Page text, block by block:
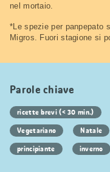
nel mortaio.
*Le spezie per panpepato
Migros. Fuori stagione si
Parole chiave
ricette brevi (< 30 min.)
Vegetariano
Natale
principiante
inverno